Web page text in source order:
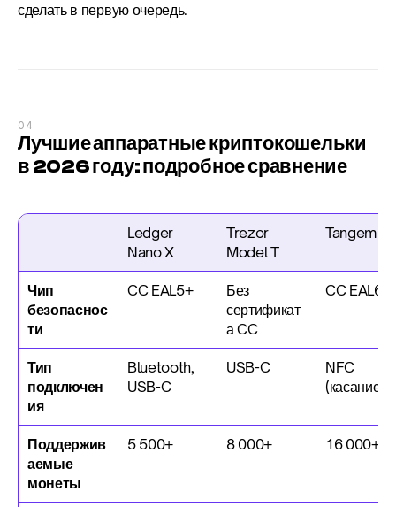
сделать в первую очередь.
04
Лучшие аппаратные криптокошельки
в 2026 году: подробное сравнение
Ledger
Nano X
Trezor
Model T
Tangem
Чип
безопаснос
ти
CC EAL5+
Без
сертификат
а CC
CC EAL6+
Тип
подключен
ия
Bluetooth,
USB-C
USB-C
NFC
(касание)
Поддержив
аемые
монеты
5 500+ 8 000+ 16 000+